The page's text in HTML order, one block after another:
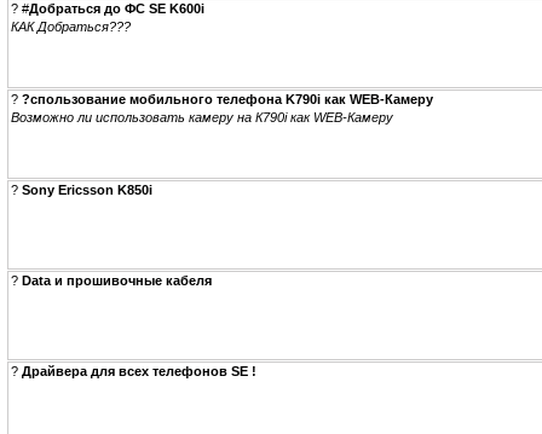
? #Добраться до ФС SE K600i
КАК Добраться???
? ?спользование мобильного телефона K790i как WEB-Камеру
Возможно ли использовать камеру на К790i как WEB-Камеру
? Sony Ericsson K850i
? Data и прошивочные кабеля
? Драйвера для всех телефонов SE !